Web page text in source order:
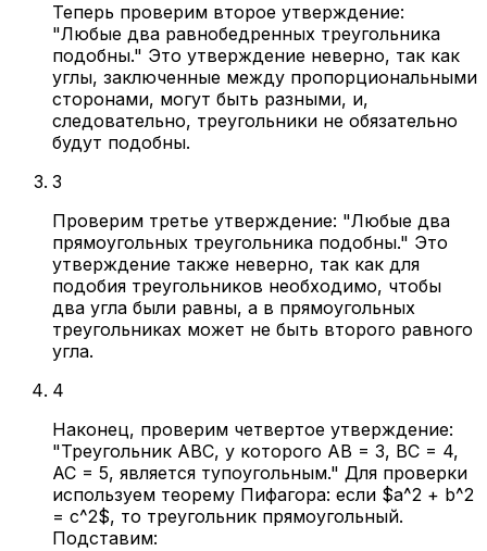
Теперь проверим второе утверждение:
"Любые два равнобедренных треугольника
подобны." Это утверждение неверно, так как
углы, заключенные между пропорциональными
сторонами, могут быть разными, и,
следовательно, треугольники не обязательно
будут подобны.
3
Проверим третье утверждение: "Любые два
прямоугольных треугольника подобны." Это
утверждение также неверно, так как для
подобия треугольников необходимо, чтобы
два угла были равны, а в прямоугольных
треугольниках может не быть второго равного
угла.
4
Наконец, проверим четвертое утверждение:
"Треугольник ABC, у которого AB = 3, BC = 4,
AC = 5, является тупоугольным." Для проверки
используем теорему Пифагора: если $a^2 + b^2
= c^2$, то треугольник прямоугольный.
Подставим: